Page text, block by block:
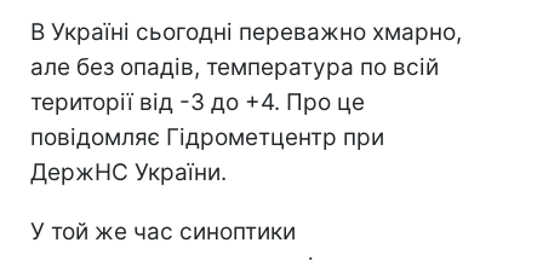
В Україні сьогодні переважно хмарно,
але без опадів, температура по всій
території від -3 до +4. Про це
повідомляє Гідрометцентр при
ДержНС України.
У той же час синоптики